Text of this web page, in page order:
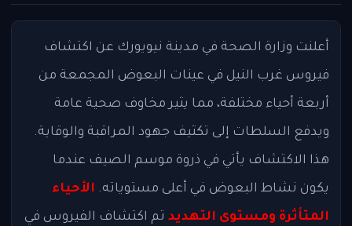
أعلنت وزارة الصحة في مدينة نيويورك عن اكتشاف
فيروس غرب النيل في عينات البعوض المجمعة من
أربعة أحياء مختلفة، مما يثير مخاوف صحية عامة
ويدفع السلطات إلى تكثيف جهود المراقبة والوقاية.
هذا الاكتشاف يأتي في ذروة موسم الصيف عندما
يكون نشاط البعوض في أعلى مستوياته. الأحياء
المتأثرة ومستوى التهديد تم اكتشاف الفيروس في